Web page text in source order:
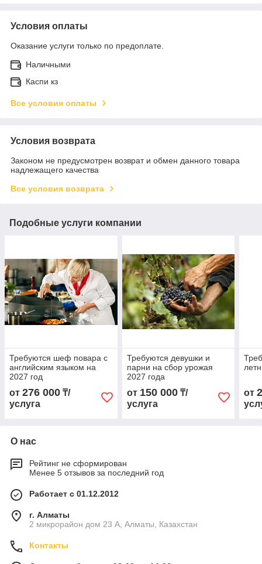
Условия оплаты
Оказание услуги только по предоплате.
Наличными
Каспи кз
Все условия оплаты
Условия возврата
Законом не предусмотрен возврат и обмен данного товара
надлежащего качества
Все условия возврата
Подобные услуги компании
Требуются шеф повара с
английским языком на
2027 год
от 276 000 ₸/
услуга
Требуются девушки и
парни на сбор урожая
2027 года
от 150 000₸/
услуга
от
О нас
Рейтинг не сформирован
Менее 5 отзывов за последний год
Работает с 01.12.2012
г. Алматы
2 микрорайон дом 23 А, Алматы, Казахстан
Контакты